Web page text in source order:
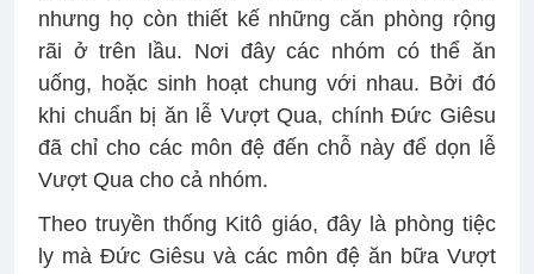
nhưng họ còn thiết kế những căn phòng rộng
rãi ở trên lầu. Nơi đây các nhóm có thể ăn
uống, hoặc sinh hoạt chung với nhau. Bởi đó
khi chuẩn bị ăn lễ Vượt Qua, chính Đức Giêsu
đã chỉ cho các môn đệ đến chỗ này để dọn lễ
Vượt Qua cho cả nhóm.
Theo truyền thống Kitô giáo, đây là phòng tiệc
ly mà Đức Giêsu và các môn đệ ăn bữa Vượt